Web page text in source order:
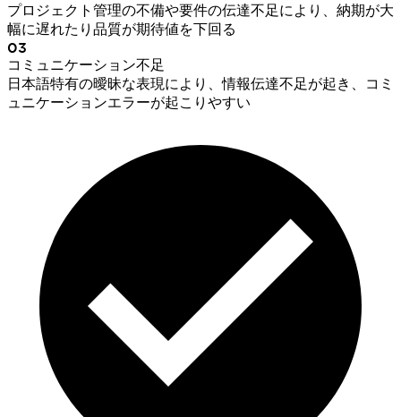
プロジェクト管理の不備や要件の伝達不足により、納期が大
幅に遅れたり品質が期待値を下回る
03
コミュニケーション不足
日本語特有の曖昧な表現により、情報伝達不足が起き、コミ
ュニケーションエラーが起こりやすい